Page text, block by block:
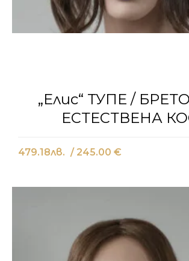
„Елис“ ТУПЕ /
ЕСТЕСТВЕНА
479.18лв. / 245.00 €